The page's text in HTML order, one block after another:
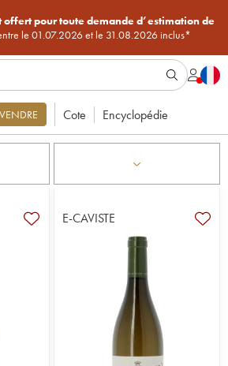
offert pour toute demande d’estimation de
le 01.07.2026 et le 31.08.2026 inclus*
VENDRE Cote Encyclopédie
E-CAVISTE